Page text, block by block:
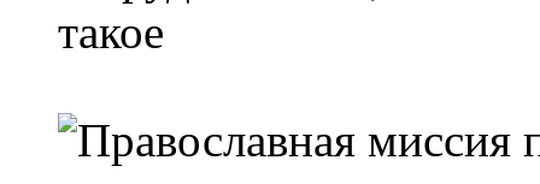
такое